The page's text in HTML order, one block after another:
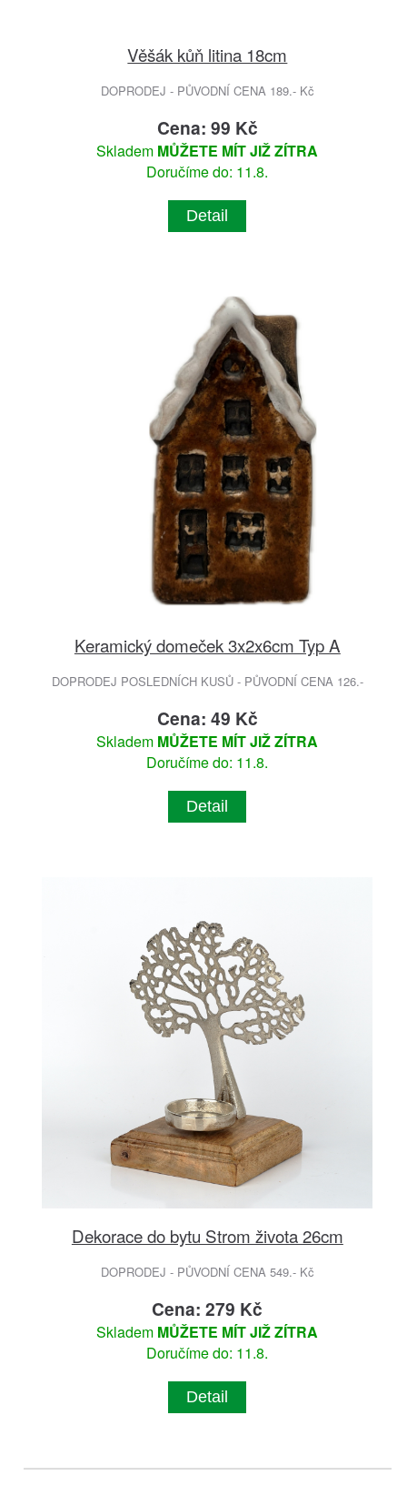
Věšák kůň litina 18cm
DOPRODEJ - PŮVODNÍ CENA 189.- Kč
Cena: 99 Kč
Skladem MŮŽETE MÍT JIŽ ZÍTRA
Doručíme do: 11.8.
Detail
Keramický domeček 3x2x6cm Typ A
DOPRODEJ POSLEDNÍCH KUSŮ - PŮVODNÍ CENA 126.-
Cena: 49 Kč
Skladem MŮŽETE MÍT JIŽ ZÍTRA
Doručíme do: 11.8.
Detail
Dekorace do bytu Strom života 26cm
DOPRODEJ - PŮVODNÍ CENA 549.- Kč
Cena: 279 Kč
Skladem MŮŽETE MÍT JIŽ ZÍTRA
Doručíme do: 11.8.
Detail